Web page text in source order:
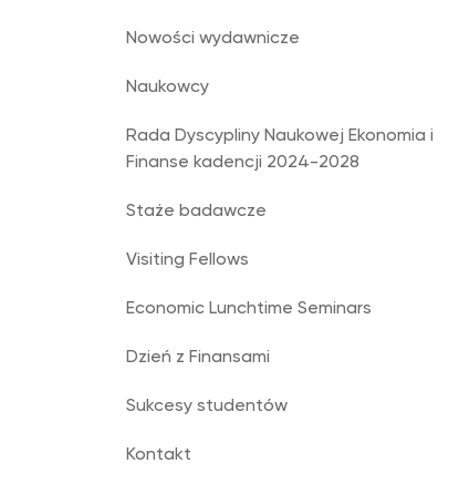
Nowości wydawnicze
Naukowcy
Rada Dyscypliny Naukowej Ekonomia i
Finanse kadencji 2024-2028
Staże badawcze
Visiting Fellows
Economic Lunchtime Seminars
Dzień z Finansami
Sukcesy studentów
Kontakt